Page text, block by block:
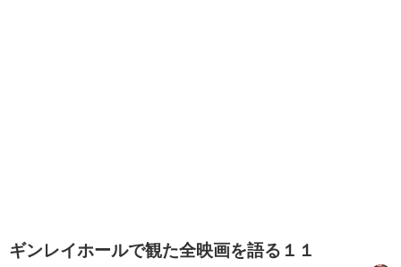
ギンレイホールで観た全映画を語る１１